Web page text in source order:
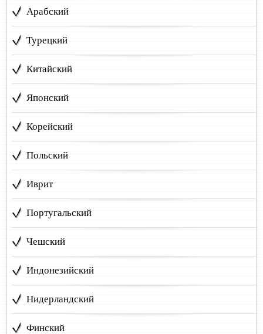
Арабский
Турецкий
Китайский
Японский
Корейский
Польский
Иврит
Португальский
Чешский
Индонезийский
Нидерландский
Финский